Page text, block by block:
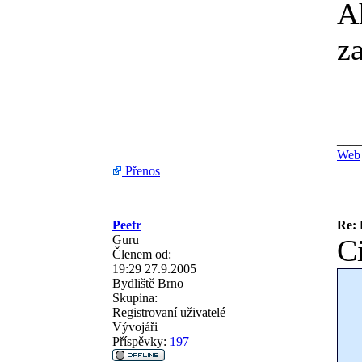
Web
Přenos
Peetr
Re:
Guru
Členem od:
19:29 27.9.2005
Bydliště Brno
Skupina:
Registrovaní uživatelé
Vývojáři
Příspěvky: 197